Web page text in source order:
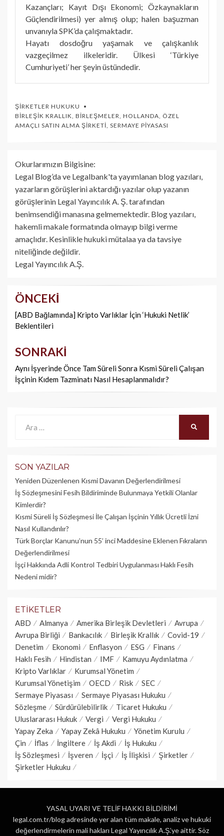
Kazançları; Kayıt Dışı Ekonomi; Özkaynakların
Güçlendirilmesi) yer almış olup; halen başuzman
unvanıyla SPK’da çalışmaktadır.
Hayatı dosdoğru yaşamak ve çalışkanlık
vazgeçilmez ilkeleridir. Ülkesi ‘Türkiye
Cumhuriyeti’ her şeyin üstündedir.
ŞIRKETLER HUKUKU
BIRLEŞIK KRALLIK BIRLEŞMELER HOLLANDA ÖZEL
AMAÇLI SATIN ALMA ŞIRKETI SERMAYE PIYASASI
Okurlarımızın Bilgisine:
Legal Blog’da ve Legalbank'ta yayımlanan blog yazıları,
yazarların görüşlerini aktardığı yazılar olup yazanın
görüşlerinin Legal Yayıncılık A. Ş. tarafından
benimsendiği manasına gelmemektedir. Blog yazıları,
hakemli makale formatında olmayıp bilgi verme
amaçlıdır. Kesinlikle hukuki mütalaa ya da tavsiye
niteliğinde değildir.
Legal Yayıncılık A.Ş.
Yazı
dolaşımı
ÖNCEKI
[ABD Bağlamında] Kripto Varlıklar İçin ‘Hukuki Netlik’
Beklentileri
SONRAKI
Aynı İşyerinde Önce Tam Süreli Sonra Kısmi Süreli Çalışan
İşçinin Kıdem Tazminatı Nasıl Hesaplanmalıdır?
SON YAZILAR
Yeniden Düzenlenen Kısmi Davanın Değerlendirilmesi
İş Sözleşmesini Fesih Bildiriminde Bulunmaya Yetkili Olanlar
Kimlerdir?
Kısmi Süreli İş Sözleşmesi İle Çalışan İşçinin Yıllık Üc­retli İzni
Nasıl Kullandırılır?
Türk Borçlar Kanunu’nun 55’ inci Maddesine Eklenen Fıkraların
Değerlendirilmesi
İşçi Hakkında Adli Kontrol Tedbiri Uygulanması Haklı Fesih
Nedeni midir?
ETIKETLER
ABD Almanya Amerika Birleşik Devletleri
Avrupa
Avrupa Birliği
Bankacılık Birleşik Krallık
Covid-19
Denetim
Ekonomi Enflasyon ESG
Finans
Haklı Fesih
Hindistan IMF
Kamuyu Aydınlatma
Kripto Varlıklar
Kurumsal Yönetim
Kurumsal Yönetişim
OECD Risk
SEC
Sermaye Piyasası
Sermaye Piyasası Hukuku
Sözleşme
Sürdürülebilirlik
Ticaret Hukuku
Uluslararası Hukuk
Vergi
Vergi Hukuku
Yapay Zeka
Yapay Zekâ Hukuku
Yönetim Kurulu
Çin
İflas İngiltere İş Akdi
İş Hukuku
İş Sözleşmesi
İşveren İşçi İş İlişkisi
Şirketler
Şirketler Hukuku
YASAL UYARI VE TELİF HAKKI BİLDİRİMİ
legal.com.tr/blog adresinde yer alan tüm makale, analiz ve hukuki
değerlendirmelerin mali hakları Legal Yayıncılık A.Ş.’ye aittir. Söz